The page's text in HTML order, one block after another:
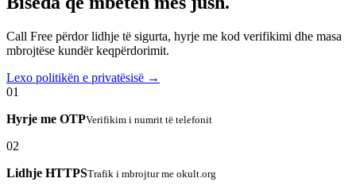
Call Free përdor lidhje të sigurta, hyrje me kod verifikimi dhe masa
mbrojtëse kundër keqpërdorimit.
Lexo politikën e privatësisë →
01
Hyrje me OTPVerifikim i numrit të telefonit
02
Lidhje HTTPSTrafik i mbrojtur me okult.org